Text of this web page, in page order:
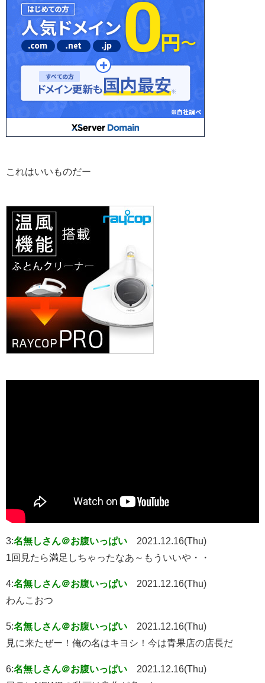
これはいいものだー
3:名無しさん＠お腹いっぱい
2021.12.16(Thu)
1回見たら満足しちゃったなあ～もういいや・・
4:名無しさん＠お腹いっぱい
2021.12.16(Thu)
わんこおつ
5:名無しさん＠お腹いっぱい
2021.12.16(Thu)
見に来たぜー！俺の名はキヨシ！今は青果店の店長だ
6:名無しさん＠お腹いっぱい
2021.12.16(Thu)